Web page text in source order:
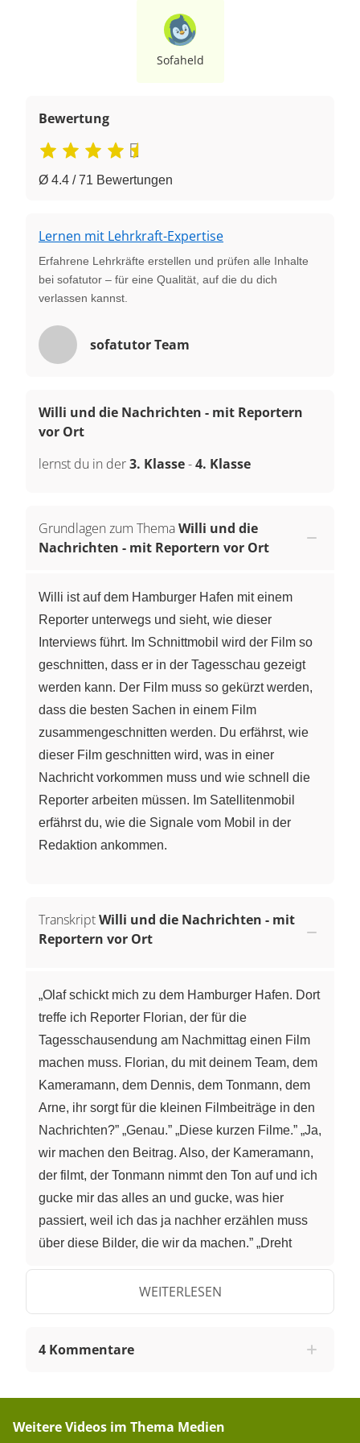
Sofaheld
Bewertung
Ø 4.4 / 71 Bewertungen
Lernen mit Lehrkraft-Expertise
Erfahrene Lehrkräfte erstellen und prüfen alle Inhalte
bei sofatutor – für eine Qualität, auf die du dich
verlassen kannst.
sofatutor Team
Willi und die Nachrichten - mit Reportern
vor Ort
lernst du in der3. Klasse-4. Klasse
Grundlagen zum ThemaWilli und die
Nachrichten - mit Reportern vor Ort
Willi ist auf dem Hamburger Hafen mit einem
Reporter unterwegs und sieht, wie dieser
Interviews führt. Im Schnittmobil wird der Film so
geschnitten, dass er in der Tagesschau gezeigt
werden kann. Der Film muss so gekürzt werden,
dass die besten Sachen in einem Film
zusammengeschnitten werden. Du erfährst, wie
dieser Film geschnitten wird, was in einer
Nachricht vorkommen muss und wie schnell die
Reporter arbeiten müssen. Im Satellitenmobil
erfährst du, wie die Signale vom Mobil in der
Redaktion ankommen.
TranskriptWilli und die Nachrichten - mit
Reportern vor Ort
„Olaf schickt mich zu dem Hamburger Hafen. Dort
treffe ich Reporter Florian, der für die
Tagesschausendung am Nachmittag einen Film
machen muss. Florian, du mit deinem Team, dem
Kameramann, dem Dennis, dem Tonmann, dem
Arne, ihr sorgt für die kleinen Filmbeiträge in den
Nachrichten?” „Genau.” „Diese kurzen Filme.” „Ja,
wir machen den Beitrag. Also, der Kameramann,
der filmt, der Tonmann nimmt den Ton auf und ich
gucke mir das alles an und gucke, was hier
passiert, weil ich das ja nachher erzählen muss
über diese Bilder, die wir da machen.” „Dreht
eine Demonstration. Und jetzt geht es schon los.
Ein neues Gesetz könnte dazu führen, dass viele
Deswegen demonstrieren sie auf dem
Nachrichten? Morgen? Oder wann?” „Nein, heute
direkt um zwei.” „Um zwei?” „heute Mittag.” „Das
WEITERLESEN
4 Kommentare
Weitere Videos im Thema Medien